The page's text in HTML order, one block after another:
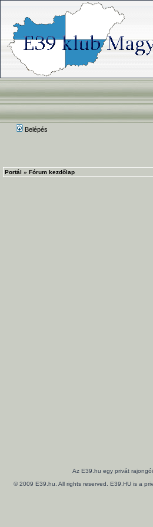
Belépés
Portál » Fórum kezdőlap
Az E39.hu egy privát
© 2009 E39.hu. All rights reserved. E39.HU is a